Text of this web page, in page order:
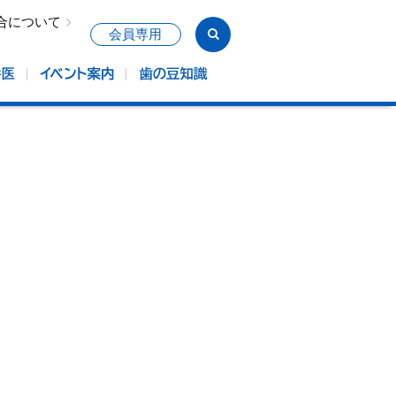
について
会員専用